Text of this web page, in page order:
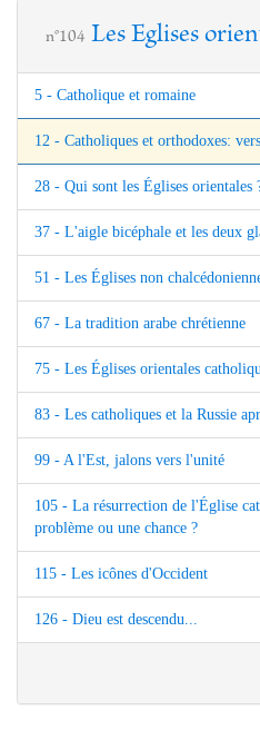
n°104 Les Eglises
5 - Catholique et romaine
12 - Catholiques et orthodoxes:
28 - Qui sont les Églises orientales
37 - L'aigle bicéphale et les deux
51 - Les Églises non
67 - La tradition arabe chrétienne
75 - Les Églises orientales
83 - Les catholiques et la Russie
99 - A l'Est, jalons vers l'unité
105 - La résurrection de l'Église
problème ou une chance ?
115 - Les icônes d'Occident
126 - Dieu est descendu...